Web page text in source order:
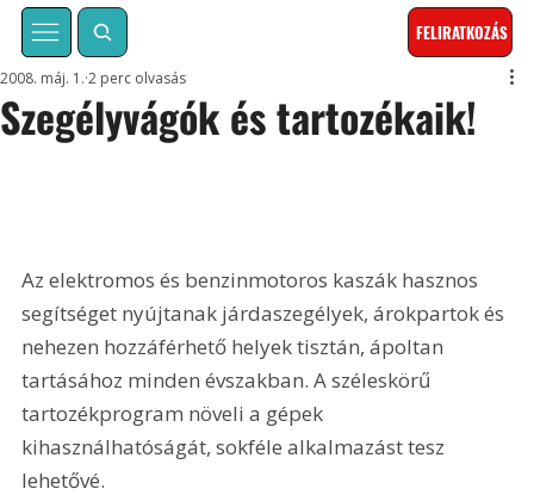
FELIRATKOZÁS
Szegélyvágók és tartozékaik!
2008. máj. 1. 2 perc olvasás
Az elektromos és benzinmotoros kaszák hasznos
segítséget nyújtanak járdaszegélyek, árokpartok és
nehezen hozzáférhető helyek tisztán, ápoltan
tartásához minden évszakban. A széleskörű
tartozékprogram növeli a gépek
kihasználhatóságát, sokféle alkalmazást tesz
lehetővé.